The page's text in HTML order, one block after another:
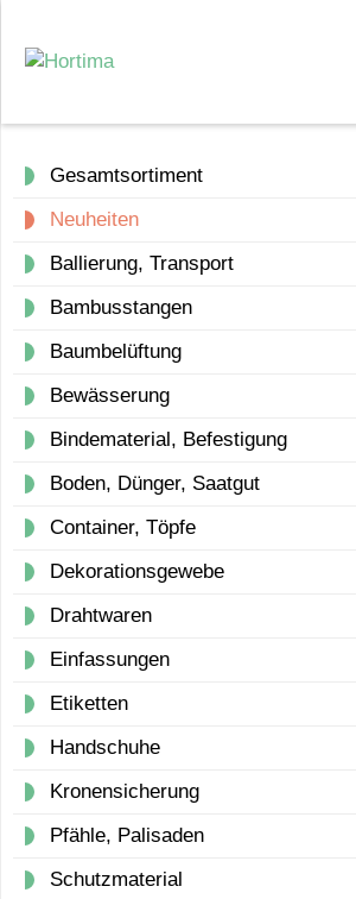
Gesamtsortiment
Neuheiten
Ballierung, Transport
Bambusstangen
Baumbelüftung
Bewässerung
Bindematerial, Befestigung
Boden, Dünger, Saatgut
Container, Töpfe
Dekorationsgewebe
Drahtwaren
Einfassungen
Etiketten
Handschuhe
Kronensicherung
Pfähle, Palisaden
Schutzmaterial